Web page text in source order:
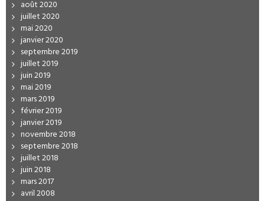
août 2020
juillet 2020
mai 2020
janvier 2020
septembre 2019
juillet 2019
juin 2019
mai 2019
mars 2019
février 2019
janvier 2019
novembre 2018
septembre 2018
juillet 2018
juin 2018
mars 2017
avril 2008